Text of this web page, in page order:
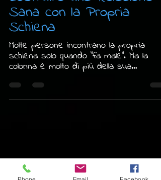
Tiziana Radice
9 feb
Tempo di lettura: 4 min
Prevenzione e Benessere:
Costruire una Relazione
Sana con la Propria
Schiena
come parte viva del nostro modo di
stare nel mondo cambia radicalmente il